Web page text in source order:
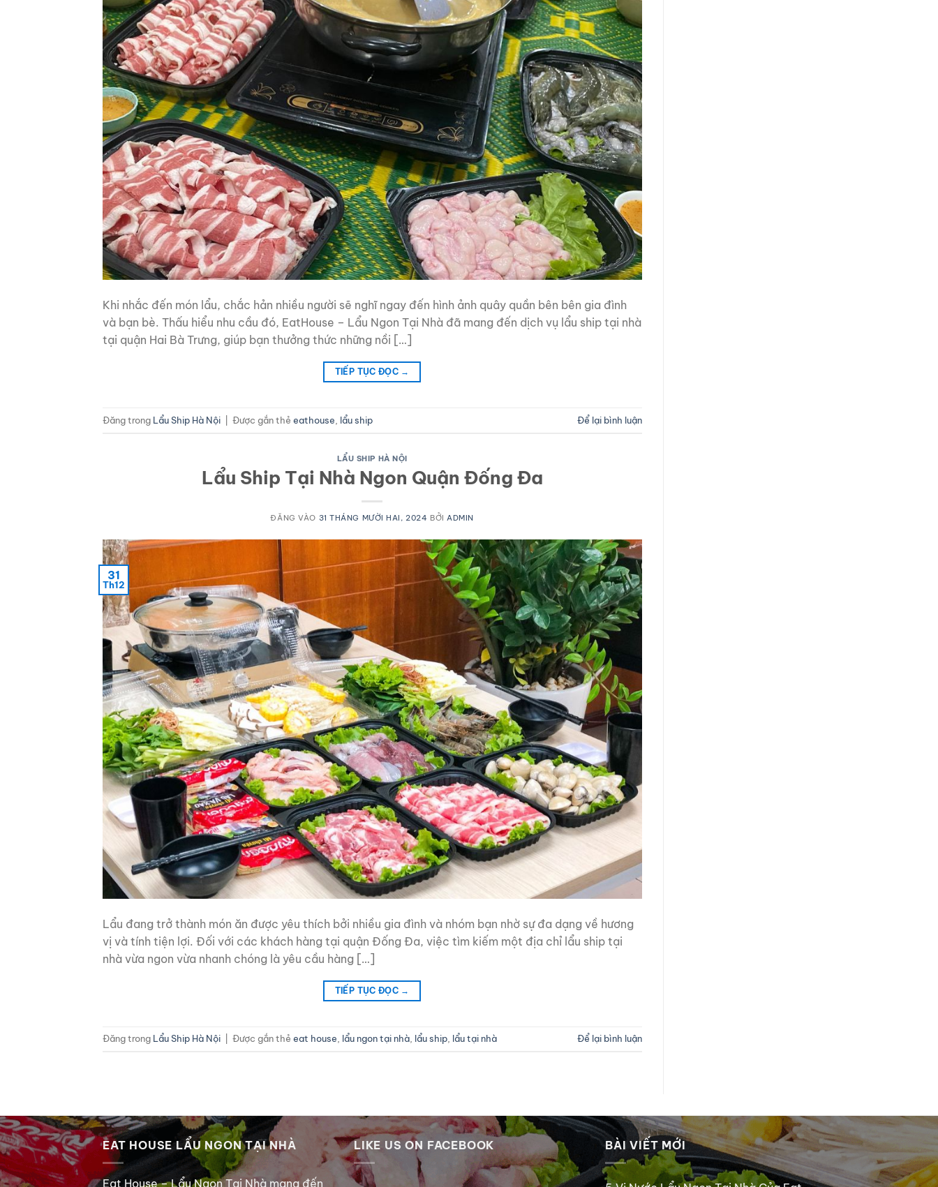
Khi nhắc đến món lẩu, chắc hản nhiều người sẽ nghĩ ngay đến hình ảnh quây quần bên bên gia đình
và bạn bè. Thấu hiểu nhu cầu đó, EatHouse – Lẩu Ngon Tại Nhà đã mang đến dịch vụ lẩu ship tại nhà
tại quận Hai Bà Trưng, giúp bạn thưởng thức những nồi […]
TIẾP TỤC ĐỌC →
Đăng trong Lẩu Ship Hà Nội Được gắn thẻ eathouse lẩu ship Để lại bình luận
LẨU SHIP HÀ NỘI
Lẩu Ship Tại Nhà Ngon Quận Đống Đa
ĐĂNG VÀO 31 THÁNG MƯỜI HAI, 2024 BỞIADMIN
31
Th12
Lẩu đang trở thành món ăn được yêu thích bởi nhiều gia đình và nhóm bạn nhờ sự đa dạng về hương
vị và tính tiện lợi. Đối với các khách hàng tại quận Đống Đa, việc tìm kiếm một địa chỉ lẩu ship tại
nhà vừa ngon vừa nhanh chóng là yêu cầu hàng […]
TIẾP TỤC ĐỌC →
Đăng trong Lẩu Ship Hà Nội Được gắn thẻ eat house, lẩu ngon tại nhà, lẩu ship, lẩu tại nhà Để lại bình luận
EAT HOUSE LẨU NGON TẠI NHÀ
Eat House – Lẩu Ngon Tại Nhà mang đến
LIKE US ON FACEBOOK BÀI VIẾT MỚI